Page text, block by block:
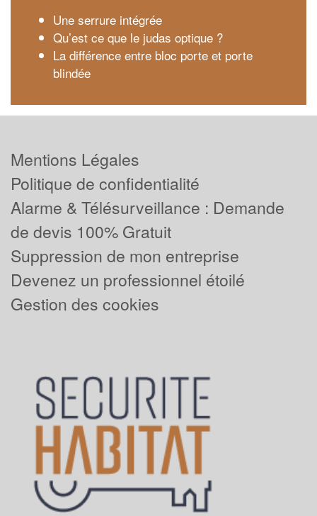
Une serrure intégrée
Qu’est ce que le judas optique ?
La différence entre bloc porte et porte
blindée
Mentions Légales
Politique de confidentialité
Alarme & Télésurveillance : Demande
de devis 100% Gratuit
Suppression de mon entreprise
Devenez un professionnel étoilé
Gestion des cookies